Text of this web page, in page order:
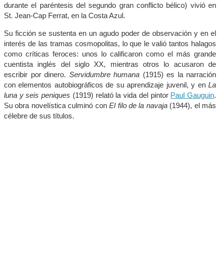
durante el paréntesis del segundo gran conflicto bélico) vivió en
St. Jean-Cap Ferrat, en la Costa Azul.
Su ficción se sustenta en un agudo poder de observación y en el
interés de las tramas cosmopolitas, lo que le valió tantos halagos
como críticas feroces: unos lo calificaron como el más grande
cuentista inglés del siglo XX, mientras otros lo acusaron de
escribir por dinero. Servidumbre humana (1915) es la narración
con elementos autobiográficos de su aprendizaje juvenil, y en La
luna y seis peniques (1919) relató la vida del pintor Paul Gauguin.
Su obra novelística culminó conEl filo de la navaja(1944), el más
célebre de sus títulos.